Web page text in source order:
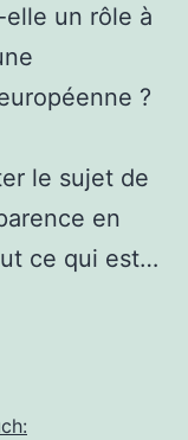
un rôle à
?
le sujet de
en
ce qui est…